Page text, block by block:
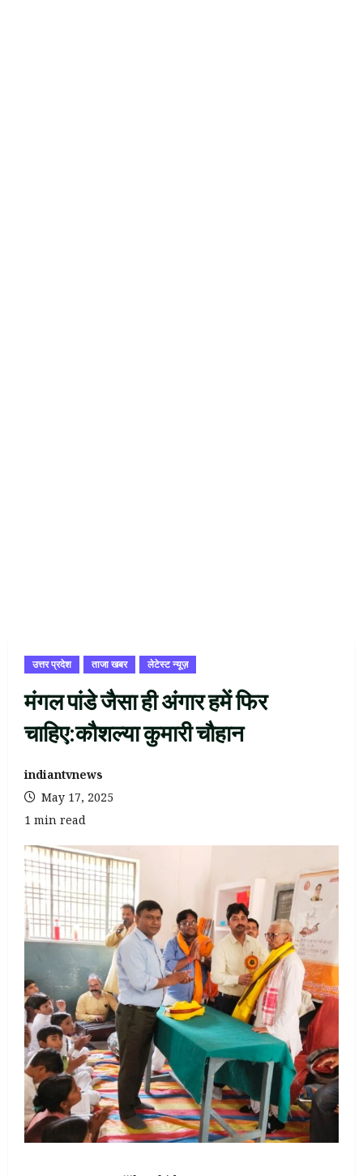
उत्तर प्रदेश ताजा खबर लेटेस्ट न्यूज़
मंगल पांडे जैसा ही अंगार हमें फिर
चाहिए:कौशल्या कुमारी चौहान
indiantvnews
May 17, 2025
1 min read